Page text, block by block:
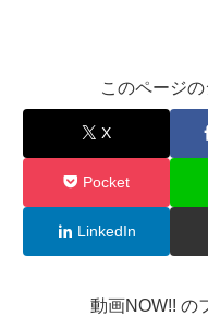
このページ
X
Pocket
LinkedIn
動画NOW!! の